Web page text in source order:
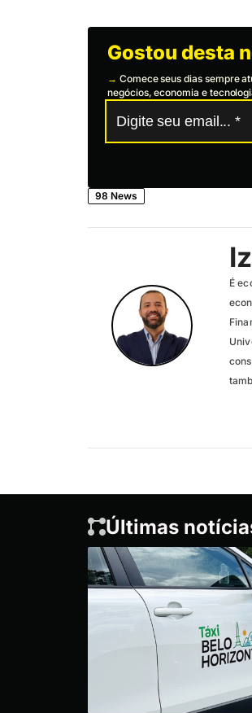
Gostou desta
→ Comece seus dias sempre
negócios, economia e
98 News
É
Últimas